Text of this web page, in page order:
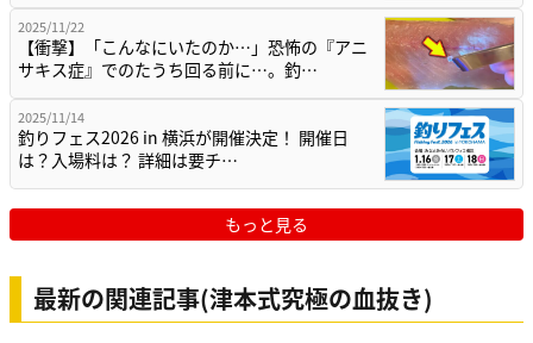
2025/11/22
【衝撃】「こんなにいたのか…」恐怖の『アニ
サキス症』でのたうち回る前に…。釣…
2025/11/14
釣りフェス2026 in 横浜が開催決定！ 開催日
は？入場料は？ 詳細は要チ…
もっと見る
最新の関連記事(津本式究極の血抜き)